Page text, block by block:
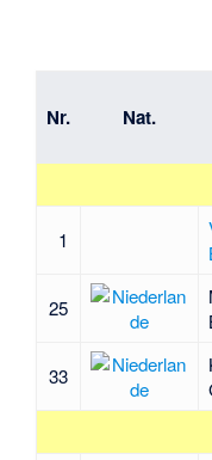
Nr. Nat.
1
25
33